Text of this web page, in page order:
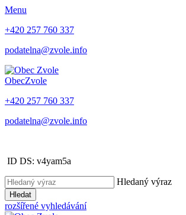
Menu
+420 257 760 337
podatelna@zvole.info
ObecZvole
+420 257 760 337
podatelna@zvole.info
ID DS: v4yam5a
Hledaný výraz
Hledat
rozšířené vyhledávání